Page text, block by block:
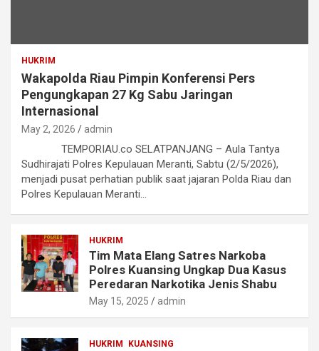
HUKRIM
Wakapolda Riau Pimpin Konferensi Pers
Pengungkapan 27 Kg Sabu Jaringan
Internasional
May 2, 2026 admin
TEMPORIAU.co SELATPANJANG – Aula Tantya
Sudhirajati Polres Kepulauan Meranti, Sabtu (2/5/2026),
menjadi pusat perhatian publik saat jajaran Polda Riau dan
Polres Kepulauan Meranti…
HUKRIM
Tim Mata Elang Satres Narkoba
Polres Kuansing Ungkap Dua Kasus
Peredaran Narkotika Jenis Shabu
May 15, 2025 admin
HUKRIM KUANSING